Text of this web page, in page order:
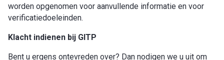
worden opgenomen voor aanvullende informatie en voor
verificatiedoeleinden.
Klacht indienen bij GITP
Bent u ergens ontevreden over? Dan nodigen we u uit om